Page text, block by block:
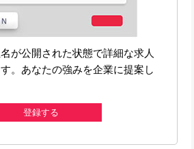
名が公開された状態で詳細な求人
。あなたの強みを企業に提案し
登録する